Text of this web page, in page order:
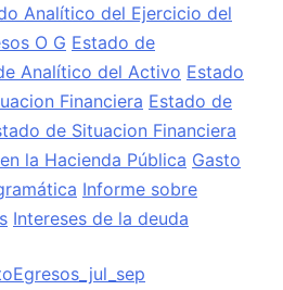
Analítico del Ejercicio del
O G Estado de
Analítico del Activo Estado
Financiera Estado de
de Situacion Financiera
la Hacienda Pública Gasto
Informe sobre
Intereses de la deuda